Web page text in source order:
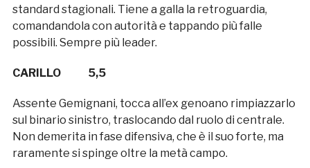
standard stagionali. Tiene a galla la retroguardia,
comandandola con autorità e tappando più falle
possibili. Sempre più leader.
CARILLO 5,5
Assente Gemignani, tocca all’ex genoano rimpiazzarlo
sul binario sinistro, traslocando dal ruolo di centrale.
Non demerita in fase difensiva, che è il suo forte, ma
raramente si spinge oltre la metà campo.